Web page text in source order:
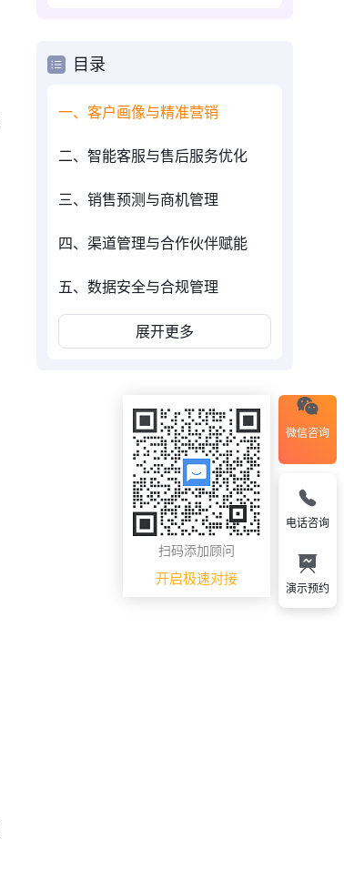
目录
一、客户画像与精准营销
二、智能客服与售后服务优化
三、销售预测与商机管理
四、渠道管理与合作伙伴赋能
五、数据安全与合规管理
展开更多
微信咨询
扫码添加顾问
开启极速对接
电话咨询
演示预约